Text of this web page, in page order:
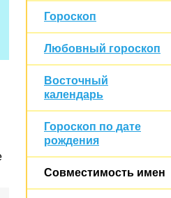
Гороскоп
Любовный гороскоп
Восточный
календарь
Гороскоп по дате
рождения
Совместимость имен